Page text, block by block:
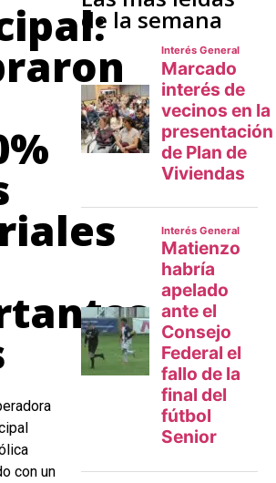
con un
de la semana